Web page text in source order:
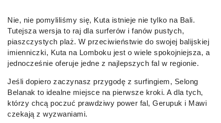
Nie, nie pomyliliśmy się, Kuta istnieje nie tylko na Bali.
Tutejsza wersja to raj dla surferów i fanów pustych,
piaszczystych plaż. W przeciwieństwie do swojej balijskiej
imienniczki, Kuta na Lomboku jest o wiele spokojniejsza, a
jednocześnie oferuje jedne z najlepszych fal w regionie.
Jeśli dopiero zaczynasz przygodę z surfingiem, Selong
Belanak to idealne miejsce na pierwsze kroki. A dla tych,
którzy chcą poczuć prawdziwy power fal, Gerupuk i Mawi
czekają z wyzwaniami.